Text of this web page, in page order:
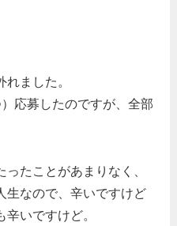
ました。
応募したのですが、全部
たことがあまりなく、
生なので、辛いですけど
いですけど。